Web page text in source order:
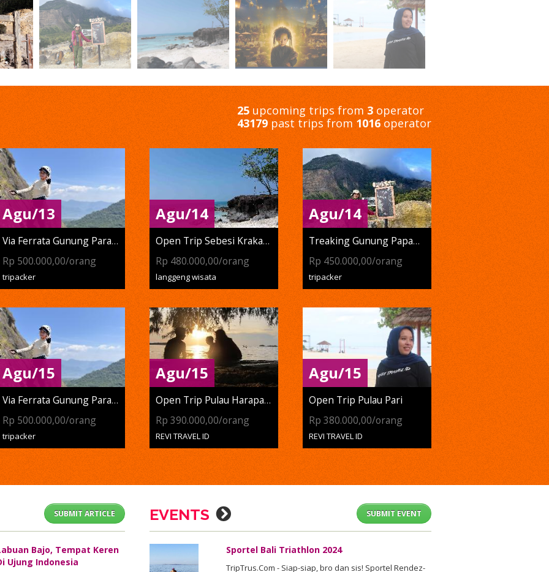
25 upcoming trips from 3 operator
43179 past trips from 1016 operator
Agu/13
Via Ferrata Gunung Parang
Rp 500.000,00/orang
tripacker
Agu/14
Open Trip Sebesi Krakatau
Rp 480.000,00/orang
langgeng wisata
Agu/14
Treaking Gunung Papandayan
Rp 450.000,00/orang
tripacker
Agu/15
Via Ferrata Gunung Parang
Rp 500.000,00/orang
tripacker
Agu/15
Open Trip Pulau Harapan...
Rp 390.000,00/orang
REVI TRAVEL ID
Agu/15
Open Trip Pulau Pari
Rp 380.000,00/orang
REVI TRAVEL ID
SUBMIT ARTICLE
Bajo, Tempat Keren
Ujung Indonesia
EVENTS SUBMIT EVENT
Sportel Bali Triathlon 2024
TripTrus.Com - Siap-siap, bro dan sis! Sportel Rendez-